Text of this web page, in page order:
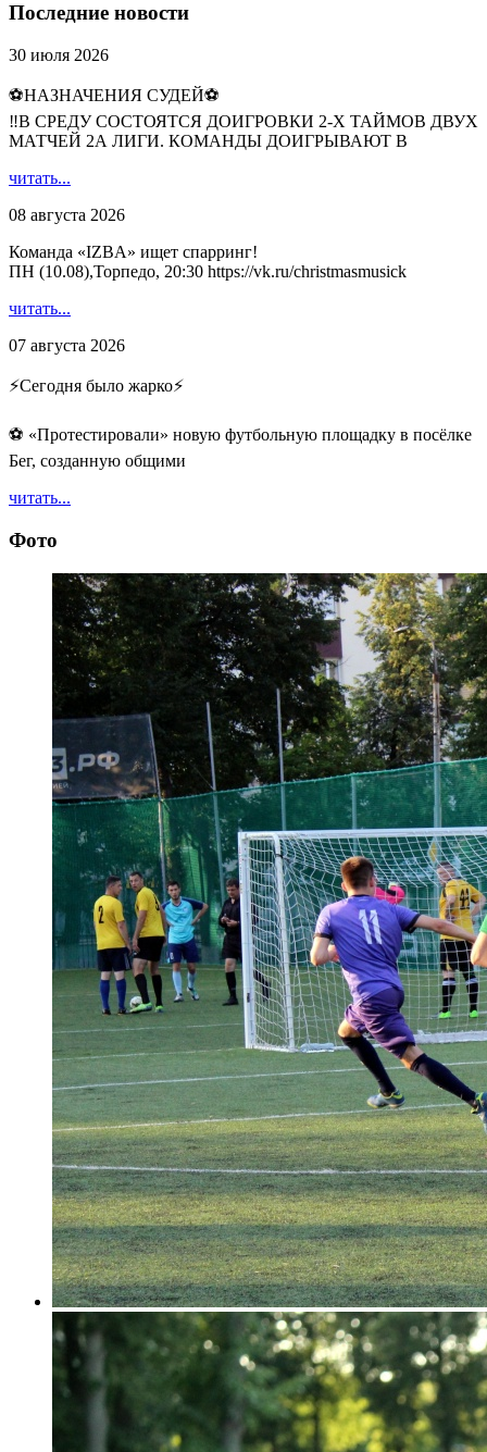
Последние новости
30 июля 2026
⚽НАЗНАЧЕНИЯ СУДЕЙ⚽
‼В СРЕДУ СОСТОЯТСЯ ДОИГРОВКИ 2-Х ТАЙМОВ ДВУХ
МАТЧЕЙ 2А ЛИГИ. КОМАНДЫ ДОИГРЫВАЮТ В
читать...
08 августа 2026
Команда «IZBA» ищет спарринг!
ПН (10.08),Торпедо, 20:30 https://vk.ru/christmasmusick
читать...
07 августа 2026
⚡️Сегодня было жарко⚡️
⚽ ️«Протестировали» новую футбольную площадку в посёлке
Бег, созданную общими
читать...
Фото